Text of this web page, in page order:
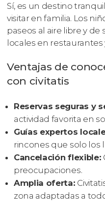
Sí, es un destino
visitar en familia. Los
paseos al aire libre y
locales en restaurantes
Ventajas de
con civitatis
Reservas seguras y
actividad favorita en
Guías expertos
rincones que solo los
Cancelación flexible:
preocupaciones.
Amplia oferta:
zona adaptadas a